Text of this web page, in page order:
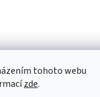
tohoto webu
zde.